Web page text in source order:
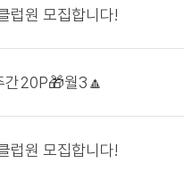
럽원 모집합니다!
20P🎁월3🔼
럽원 모집합니다!